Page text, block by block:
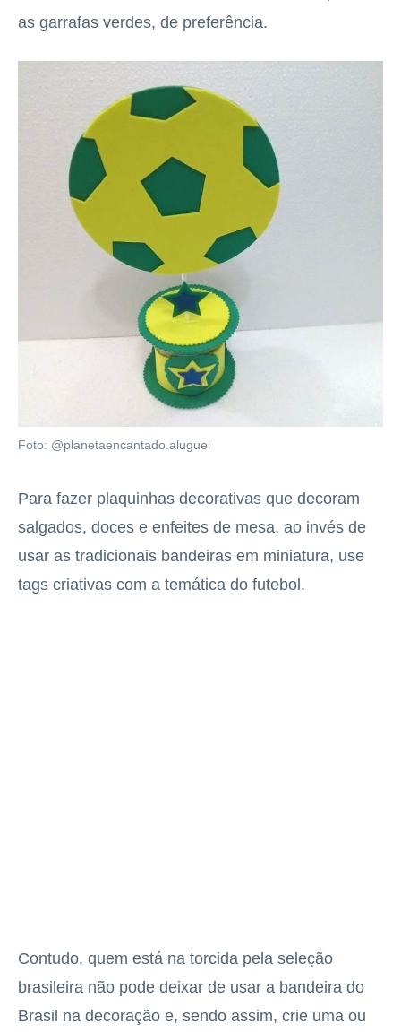
as garrafas verdes, de preferência.
Foto: @planetaencantado.aluguel
Para fazer plaquinhas decorativas que decoram
salgados, doces e enfeites de mesa, ao invés de
usar as tradicionais bandeiras em miniatura, use
tags criativas com a temática do futebol.
Contudo, quem está na torcida pela seleção
brasileira não pode deixar de usar a bandeira do
Brasil na decoração e, sendo assim, crie uma ou